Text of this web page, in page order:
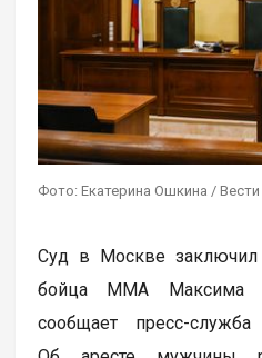
Фото: Екатерина Ошкина /
Суд в Москве
бойца MMA Максима
сообщает пресс-